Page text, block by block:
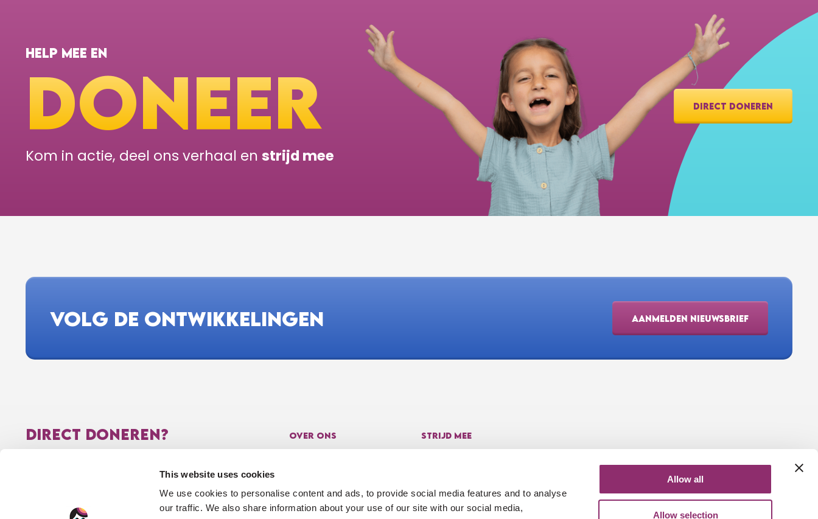
This website uses cookies
We use cookies to personalise content and ads, to provide social media features and to analyse
our traffic. We also share information about your use of our site with our social media,
Allow all
Allow selection
HELP MEE EN
DONEER
Kom in actie, deel ons verhaal en strijd mee
DIRECT DONEREN
VOLG DE ONTWIKKELINGEN AANMELDEN NIEUWSBRIEF
DIRECT DONEREN?
Stichting Voor Sara heeft het CBF-keurmerk voor
goede doelen en is aangemerkt als “algemeen nut
beogende instelling” (ANBI). Dankzij deze ANBI-status
OVER ONS
Verantwoording
Veelgestelde vragen
STRIJD MEE
Nalatenschap
Rico Verhoeven